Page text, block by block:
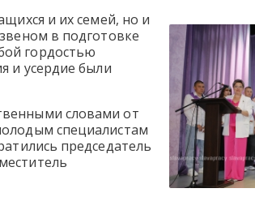
и их семей, но и
в подготовке
гордостью
и усердие были
словами от
специалистам
председатель